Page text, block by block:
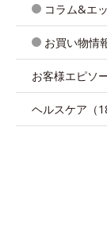
コラム&エ
お買い物情
お客様エピソ
ヘルスケア（